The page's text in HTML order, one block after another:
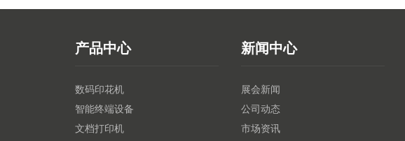
产品中心
数码印花机
智能终端设备
文档打印机
新闻中心
展会新闻
公司动态
市场资讯